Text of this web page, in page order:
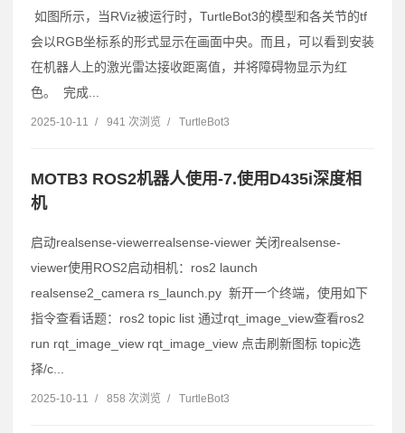
如图所示，当RViz被运行时，TurtleBot3的模型和各关节的tf
会以RGB坐标系的形式显示在画面中央。而且，可以看到安装
在机器人上的激光雷达接收距离值，并将障碍物显示为红
色。 完成...
2025-10-11 / 941 次浏览 / TurtleBot3
MOTB3 ROS2机器人使用-7.使用D435i深度相
机
启动realsense-viewerrealsense-viewer 关闭realsense-
viewer使用ROS2启动相机：ros2 launch
realsense2_camera rs_launch.py 新开一个终端，使用如下
指令查看话题：ros2 topic list 通过rqt_image_view查看ros2
run rqt_image_view rqt_image_view 点击刷新图标 topic选
择/c...
2025-10-11 / 858 次浏览 / TurtleBot3